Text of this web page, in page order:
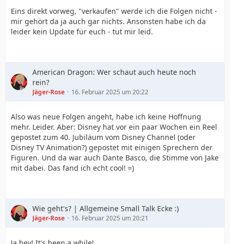
Eins direkt vorweg, "verkaufen" werde ich die Folgen nicht -
mir gehört da ja auch gar nichts. Ansonsten habe ich da
leider kein Update für euch - tut mir leid.
American Dragon: Wer schaut auch heute noch
rein?
Jäger-Rose 16. Februar 2025 um 20:22
Also was neue Folgen angeht, habe ich keine Hoffnung
mehr. Leider. Aber: Disney hat vor ein paar Wochen ein Reel
gepostet zum 40. Jubiläum vom Disney Channel (oder
Disney TV Animation?) gepostet mit einigen Sprechern der
Figuren. Und da war auch Dante Basco, die Stimme von Jake
mit dabei. Das fand ich echt cool! =)
Wie geht's? | Allgemeine Small Talk Ecke :)
Jäger-Rose 16. Februar 2025 um 20:21